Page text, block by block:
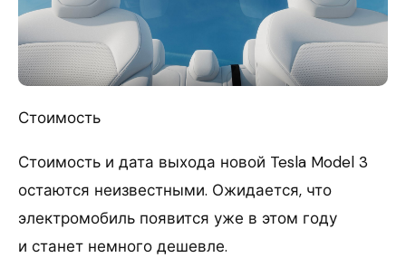
Стоимость
Стоимость и дата выхода новой Tesla Model 3
остаются неизвестными. Ожидается, что
электромобиль появится уже в этом году
и станет немного дешевле.